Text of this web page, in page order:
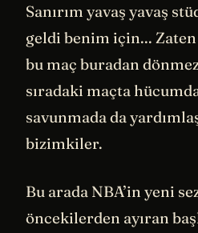
Sanırım yavaş yavaş
geldi benim için... Zaten
bu maç buradan
sıradaki maçta
savunmada da
bizimkiler.
Bu arada NBA’in yeni
öncekilerden ayıran